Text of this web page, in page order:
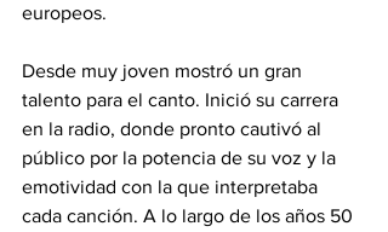
europeos.
Desde muy joven mostró un gran
talento para el canto. Inició su carrera
en la radio, donde pronto cautivó al
público por la potencia de su voz y la
emotividad con la que interpretaba
cada canción. A lo largo de los años 50